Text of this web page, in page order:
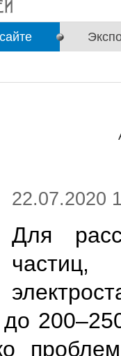
22.07.2020
Для